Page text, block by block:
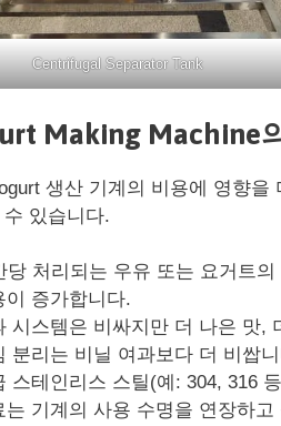
Centrifugal Separator Tank
Making Machine
생산 기계의 비용에 영향
있습니다.
당 처리되는 우유 또는 요거트
이 증가합니다.
시스템은 비싸지만 더 나은 맛,
분리는 비닐 여과보다 더 비쌉
스테인리스 스틸(예: 304, 316
는 기계의 사용 수명을 연장하